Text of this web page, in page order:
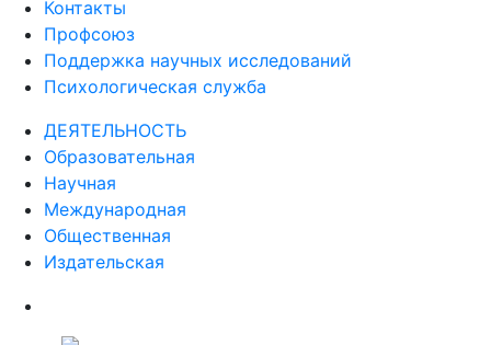
Контакты
Профсоюз
Поддержка научных исследований
Психологическая служба
ДЕЯТЕЛЬНОСТЬ
Образовательная
Научная
Международная
Общественная
Издательская